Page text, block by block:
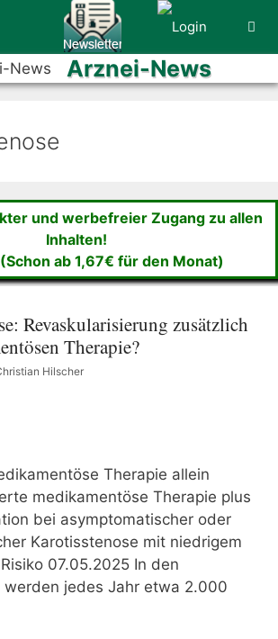
Arznei-News
und werbefreier Zugang zu allen
Inhalten!
ab 1,67€ für den Monat)
Revaskularisierung zusätzlich
Therapie?
Hilscher
Therapie allein
medikamentöse Therapie plus
bei asymptomatischer oder
Karotisstenose mit niedrigem
07.05.2025 In den
werden jedes Jahr etwa 2.000